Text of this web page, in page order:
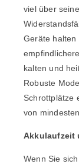
viel über
Geräte halten
kalten und
Robuste
Schrottplätze
von
Akkulaufzeit
Wenn Sie